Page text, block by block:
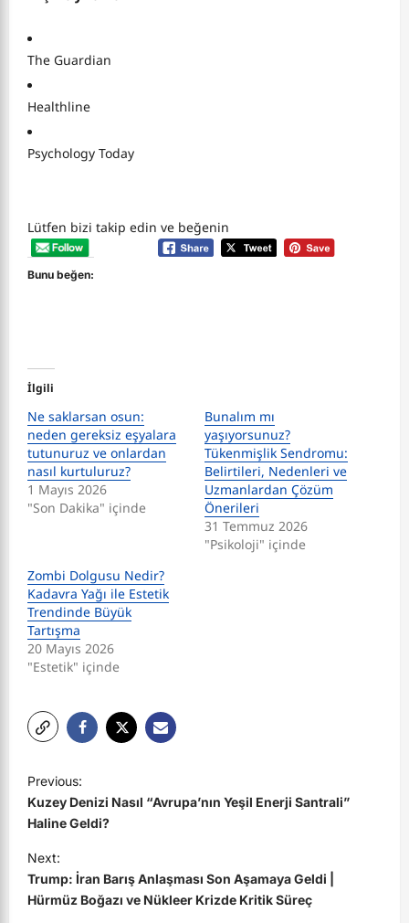
The Guardian
Healthline
Psychology Today
Lütfen bizi takip edin ve beğenin
Bunu beğen:
İlgili
Ne saklarsan osun:
neden gereksiz eşyalara
tutunuruz ve onlardan
nasıl kurtuluruz?
1 Mayıs 2026
"Son Dakika" içinde
Bunalım mı
yaşıyorsunuz?
Tükenmişlik Sendromu:
Belirtileri, Nedenleri ve
Uzmanlardan Çözüm
Önerileri
31 Temmuz 2026
"Psikoloji" içinde
Zombi Dolgusu Nedir?
Kadavra Yağı ile Estetik
Trendinde Büyük
Tartışma
20 Mayıs 2026
"Estetik" içinde
P
o
s
t
n
a
Previous:
Kuzey Denizi Nasıl “Avrupa’nın Yeşil Enerji Santrali”
Haline Geldi?
Next:
Trump: İran Barış Anlaşması Son Aşamaya Geldi |
Hürmüz Boğazı ve Nükleer Krizde Kritik Süreç